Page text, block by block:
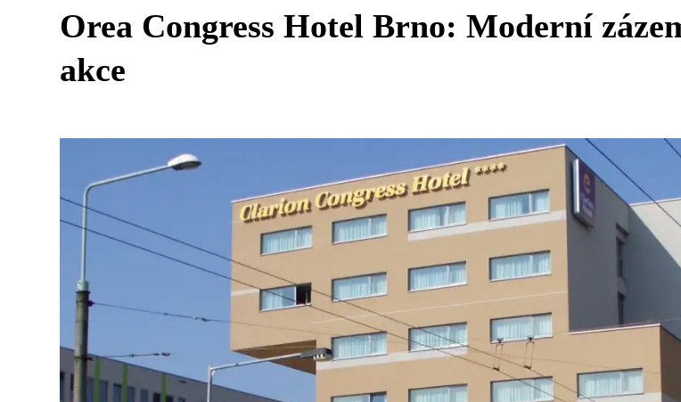
Orea Congress Hotel Brno: Moderní
akce